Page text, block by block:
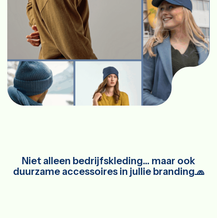
Niet alleen bedrijfskleding… maar ook
duurzame accessoires in jullie branding🧢